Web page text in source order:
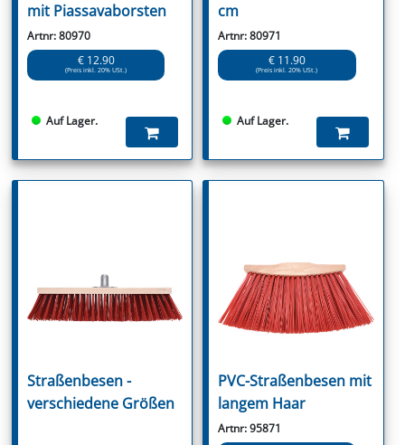
mit Piassavaborsten
Artnr: 80970
€ 12.90
(Preis inkl. 20% USt.)
Auf Lager.
cm
Artnr: 80971
€ 11.90
(Preis inkl. 20% USt.)
Auf Lager.
Straßenbesen -
verschiedene Größen
PVC-Straßenbesen mit
langem Haar
Artnr: 95871